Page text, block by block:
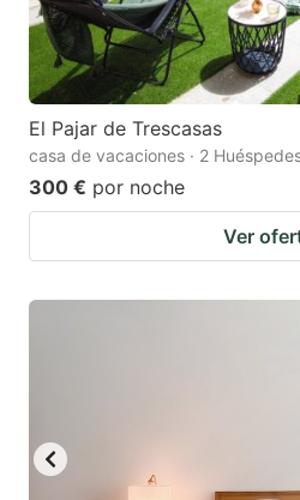
El Pajar de Trescasas
casa de vacaciones · 2
300 € por noche
Ver